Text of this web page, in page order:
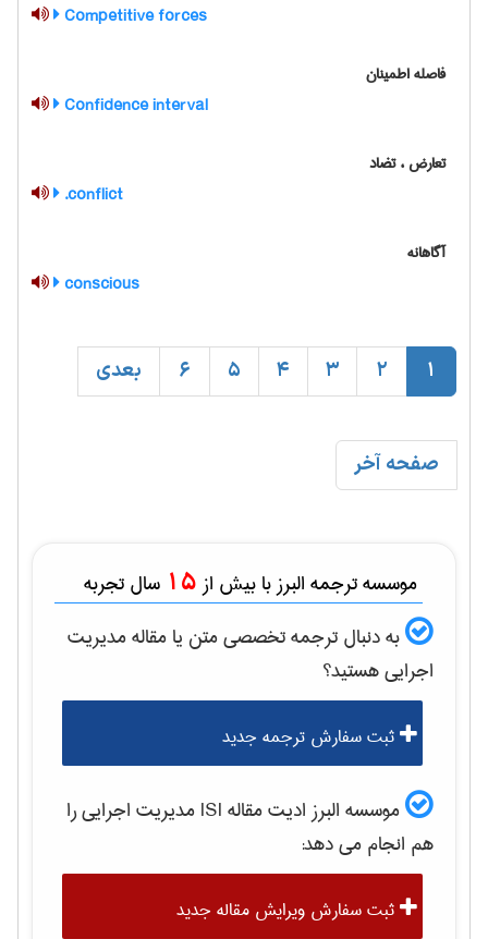
Competitive forces
فاصله اطمینان
Confidence interval
تعارض ، تضاد
conflict.
آگاهانه
conscious
1
2
3
4
5
6 بعدی
صفحه آخر
موسسه ترجمه البرز با بیش از 15 سال تجربه
به دنبال ترجمه تخصصی متن یا مقالهمديريت
اجرايیهستید؟
ثبت سفارش ترجمه جدید
موسسه البرز ادیت مقاله ISI مديريت اجرايیرا
هم انجام می دهد:
ثبت سفارش ویرایش مقاله جدید